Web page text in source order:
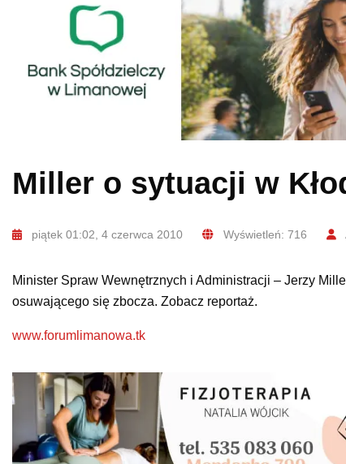
Miller o sytuacji w
piątek 01:02, 4 czerwca 2010 Wyświetleń: 716
Minister Spraw Wewnętrznych i Administracji – Jerzy
osuwającego się zbocza. Zobacz reportaż.
www.forumlimanowa.tk